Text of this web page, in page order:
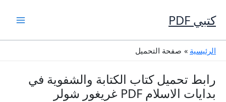
إلى
المحتوى
كتبي PDF
الرئيسية صفحة التحميل
رابط تحميل كتاب الكتابة والشفوية في
بدايات الاسلام PDF غريغور شولر